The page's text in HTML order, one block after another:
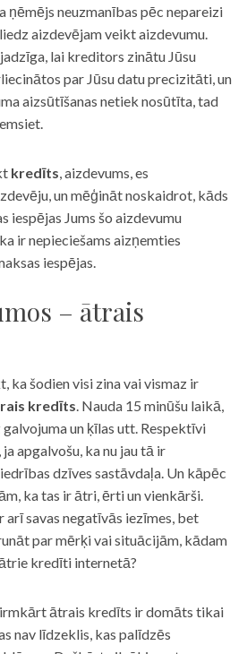
ņēmējs neuzmanības pēc nepareizi
aizdevējam veikt aizdevumu.
lai kreditors zinātu Jūsu
par Jūsu datu precizitāti, un
aizsūtīšanas netiek nosūtīta, tad
kredīts, aizdevums, es
un mēģināt noskaidrot, kāds
iespējas Jums šo aizdevumu
ir nepieciešams aizņemties
iespējas.
– ātrais
ka šodien visi zina vai vismaz ir
kredīts. Nauda 15 minūšu laikā,
un ķīlas utt. Respektīvi
apgalvošu, ka nu jau tā ir
dzīves sastāvdaļa. Un kāpēc
ka tas ir ātri, ērti un vienkārši.
arī savas negatīvās iezīmes, bet
par mērķi vai situācijām, kādam
kredīti internetā?
ātrais kredīts ir domāts tikai
nav līdzeklis, kas palīdzēs